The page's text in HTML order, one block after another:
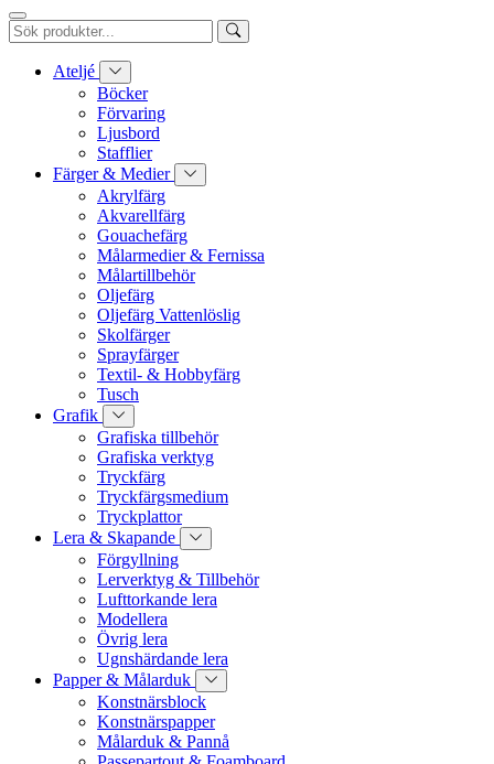
Ateljé
Böcker
Förvaring
Ljusbord
Stafflier
Färger & Medier
Akrylfärg
Akvarellfärg
Gouachefärg
Målarmedier & Fernissa
Målartillbehör
Oljefärg
Oljefärg Vattenlöslig
Skolfärger
Sprayfärger
Textil- & Hobbyfärg
Tusch
Grafik
Grafiska tillbehör
Grafiska verktyg
Tryckfärg
Tryckfärgsmedium
Tryckplattor
Lera & Skapande
Förgyllning
Lerverktyg & Tillbehör
Lufttorkande lera
Modellera
Övrig lera
Ugnshärdande lera
Papper & Målarduk
Konstnärsblock
Konstnärspapper
Målarduk & Pannå